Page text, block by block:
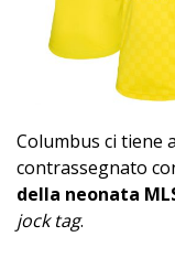
Columbus ci tiene
contrassegnato
della neonata
jock tag.